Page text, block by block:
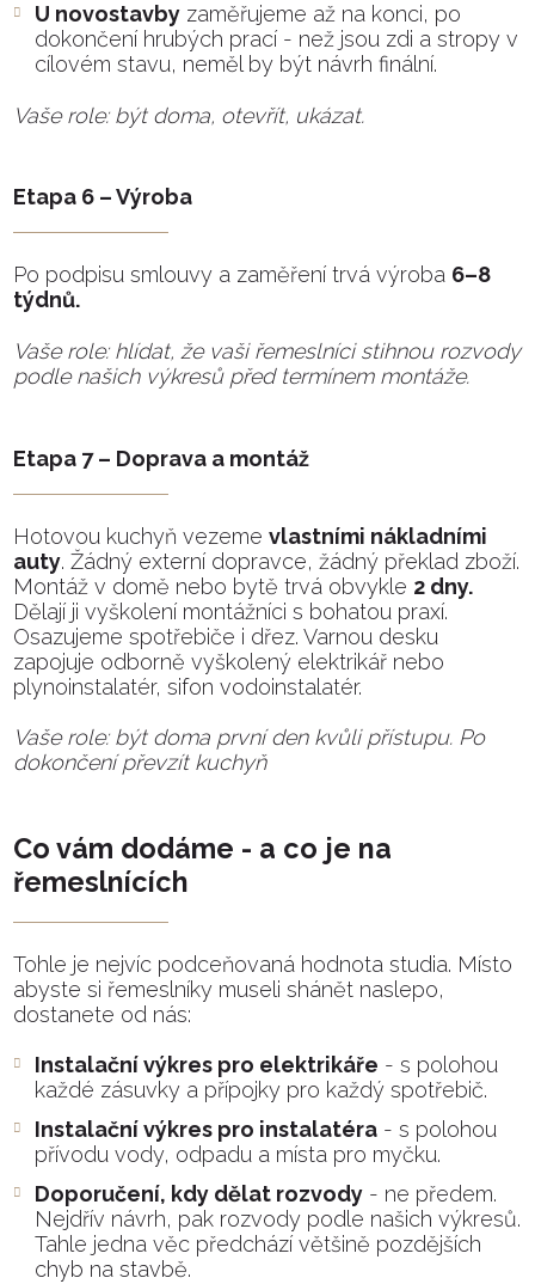
U novostavbyzaměřujeme až na konci, po
dokončení hrubých prací - než jsou zdi a stropy v
cílovém stavu, neměl by být návrh finální.
Vaše role: být doma, otevřít, ukázat.
Etapa 6 – Výroba
Po podpisu smlouvy a zaměření trvá výroba 6–8
týdnů.
Vaše role: hlídat, že vaši řemeslníci stihnou rozvody
podle našich výkresů před termínem montáže.
Etapa 7 – Doprava a montáž
Hotovou kuchyň vezeme vlastními nákladními
auty. Žádný externí dopravce, žádný překlad zboží.
Montáž v domě nebo bytě trvá obvykle 2 dny.
Dělají ji vyškolení montážníci s bohatou praxí.
Osazujeme spotřebiče i dřez. Varnou desku
zapojuje odborně vyškolený elektrikář nebo
plynoinstalatér, sifon vodoinstalatér.
Vaše role: být doma první den kvůli přístupu. Po
dokončení převzít kuchyň
Co vám dodáme - a co je na
řemeslnících
Tohle je nejvíc podceňovaná hodnota studia. Místo
abyste si řemeslníky museli shánět naslepo,
dostanete od nás:
Instalační výkres pro elektrikáře - s polohou
každé zásuvky a přípojky pro každý spotřebič.
Instalační výkres pro instalatéra- s polohou
přívodu vody, odpadu a místa pro myčku.
Doporučení, kdy dělat rozvody- ne předem.
Nejdřív návrh, pak rozvody podle našich výkresů.
Tahle jedna věc předchází většině pozdějších
chyb na stavbě.